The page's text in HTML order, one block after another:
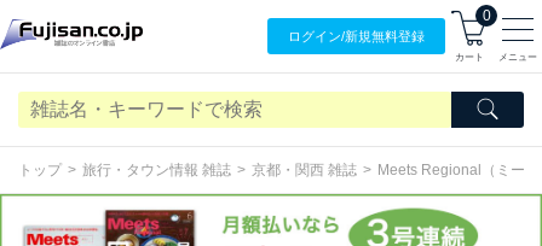
ログイン/新規無料登録
0
カート メニュー
トップ 旅行・タウン情報 雑誌 京都・関西 雑誌 Meets Regional（ミー